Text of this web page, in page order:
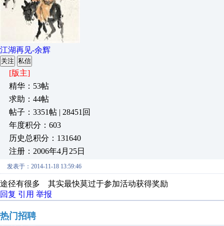
江湖再见-余辉
关注 私信
[版主]
精华：53帖
求助：44帖
帖子：3351帖 | 28451回
年度积分：603
历史总积分：131640
注册：2006年4月25日
发表于：2014-11-18 13:59:46
途径有很多 其实最快莫过于参加活动获得奖励
回复 引用 举报
热门招聘